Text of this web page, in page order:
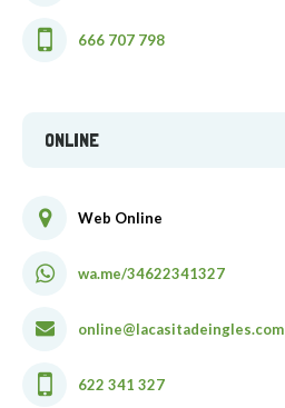
666 707 798
ONLINE
Web Online
wa.me/34622341327
online@lacasitadeingles.com
622 341 327